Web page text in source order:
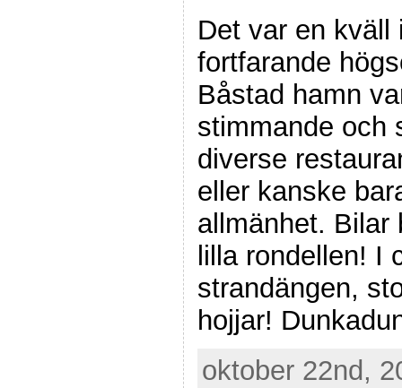
Det var en kväll
fortfarande
Båstad hamn
stimmande och
diverse
eller kanske
allmänhet. Bilar
lilla rondellen! I
strandängen,
hojjar!
oktober 22nd,